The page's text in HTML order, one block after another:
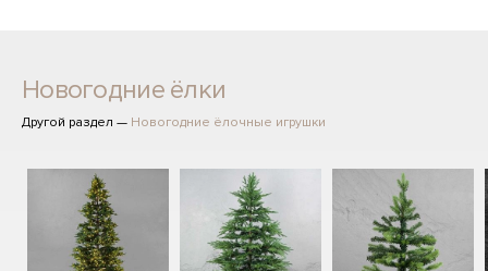
Новогодние ёлки
Другой раздел — Новогодние ёлочные игрушки